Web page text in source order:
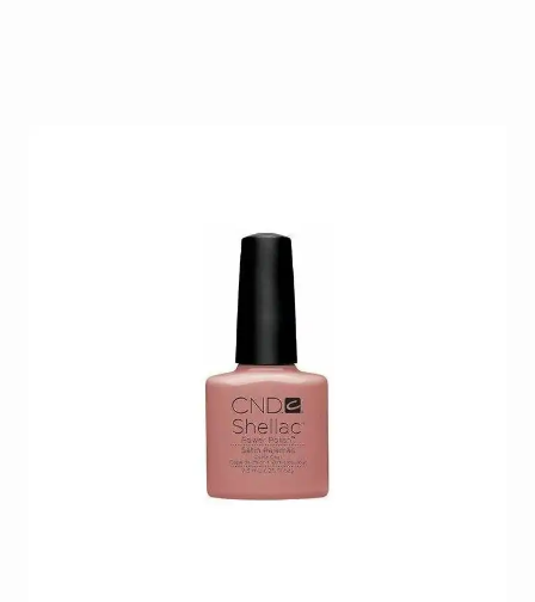
innovatie van CND™. CND™ SHELLAC™ is een UV-
cured polish die ruim twee weken lang een prachtig,
sterk en kwalitatief resultaat biedt. CND™ SHELLAC™
wordt eenvoudig verwijdert in 8 minuten met de
CND™ Nourishing Remover zonder te soaken of te
vijlen op de natuurlijke nagel! Breng als eerste de
CND™ SHELLAC™ basecoat aan en cure 10 seconden
in de CND™ UV lamp. Breng vervolgens een laag
CND™ SHELLAC™ colorcoat aan en cure 2 minuten.